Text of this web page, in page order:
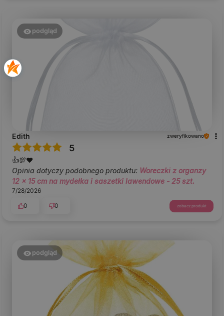
podgląd
Edith zweryfikowano
5
👍️💯❤️
Opinia dotyczy podobnego produktu: Woreczki z organzy
12 x 15 cm na mydełka i saszetki lawendowe - 25 szt.
7/28/2026
0
0 zobacz produkt
podgląd